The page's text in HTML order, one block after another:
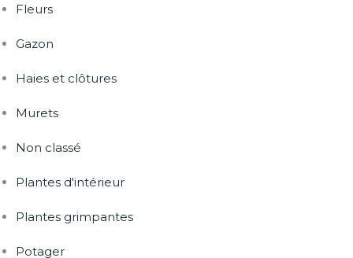
Fleurs
Gazon
Haies et clôtures
Murets
Non classé
Plantes d'intérieur
Plantes grimpantes
Potager